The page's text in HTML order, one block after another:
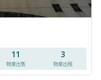
11
物業出售
3
物業出租